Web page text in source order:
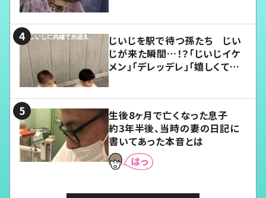
じいじを駅で待つ孫たち じい
じが来た瞬間…！？「じいじイケ
メン」「デレッデレ」「嬉しくて可
生後8ヶ月で亡くなった息子
約3年半後、当時の妻の日記に
書いてあった本音とは